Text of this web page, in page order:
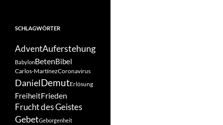
SCHLAGWÖRTER
AdventAuferstehung
BabylonBetenBibel
Carlos-MartínezCoronavirus
DanielDemutErlösung
FreiheitFrieden
Frucht des Geistes
GebetGeborgenheit